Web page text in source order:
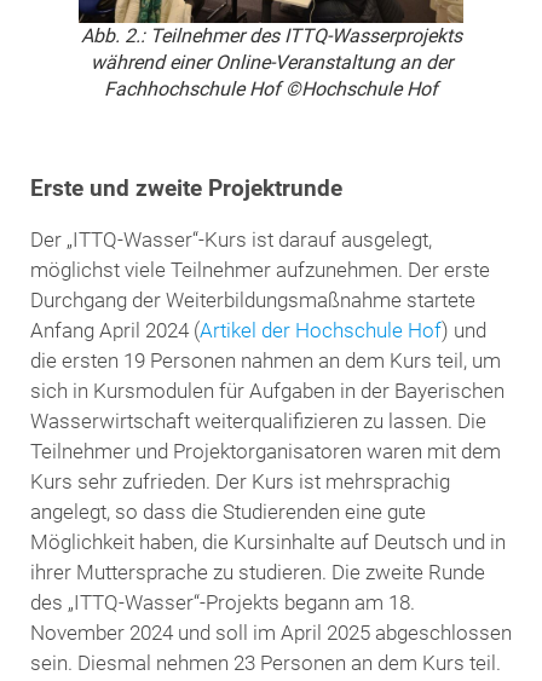
Abb. 2.: Teilnehmer des ITTQ-Wasserprojekts
während einer Online-Veranstaltung an der
Fachhochschule Hof ©Hochschule Hof
Erste und zweite Projektrunde
Der „ITTQ-Wasser“-Kurs ist darauf ausgelegt,
möglichst viele Teilnehmer aufzunehmen. Der erste
Durchgang der Weiterbildungsmaßnahme startete
Anfang April 2024 (Artikel der Hochschule Hof) und
die ersten 19 Personen nahmen an dem Kurs teil, um
sich in Kursmodulen für Aufgaben in der Bayerischen
Wasserwirtschaft weiterqualifizieren zu lassen. Die
Teilnehmer und Projektorganisatoren waren mit dem
Kurs sehr zufrieden. Der Kurs ist mehrsprachig
angelegt, so dass die Studierenden eine gute
Möglichkeit haben, die Kursinhalte auf Deutsch und in
ihrer Muttersprache zu studieren. Die zweite Runde
des „ITTQ-Wasser“-Projekts begann am 18.
November 2024 und soll im April 2025 abgeschlossen
sein. Diesmal nehmen 23 Personen an dem Kurs teil.